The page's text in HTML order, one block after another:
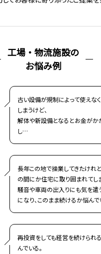
工場・物流施設の
お悩み例
古い設備が規制によって使えな
しまうけど、
解体や新設備となるとお金がか
し…
長年この地で操業してきたけれ
の間にか住宅に取り囲まれてし
騒音や車両の出入りにも気を遣
になり、このまま続けるか悩んで
再投資をしても経営を続けられ
んでいる。